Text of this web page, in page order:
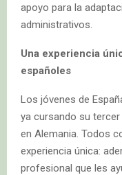
apoyo para la
administrativos.
Una experiencia
españoles
Los jóvenes de
ya cursando su
en Alemania. Todos
experiencia única:
profesional que les